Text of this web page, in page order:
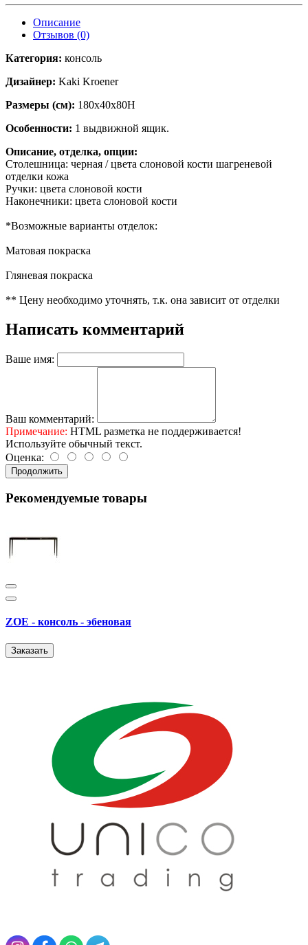
Описание
Отзывов (0)
Категория: консоль
Дизайнер: Kaki Kroener
Размеры (см): 180x40x80H
Особенности: 1 выдвижной ящик.
Описание, отделка, опции:
Столешница: черная / цвета слоновой кости шагреневой
отделки кожа
Ручки: цвета слоновой кости
Наконечники: цвета слоновой кости
*Возможные варианты отделок:
Матовая покраска
Гляневая покраска
** Цену необходимо уточнять, т.к. она зависит от отделки
Написать комментарий
Ваше имя:
Ваш комментарий:
Примечание: HTML разметка не поддерживается!
Используйте обычный текст.
Оценка:
Продолжить
Рекомендуемые товары
ZOE - консоль - эбеновая
Заказать